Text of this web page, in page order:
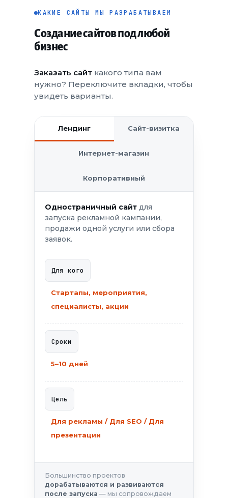
КАКИЕ САЙТЫ МЫ РАЗРАБАТЫВАЕМ
Создание сайтов под любой
бизнес
Заказать сайт какого типа вам
нужно? Переключите вкладки, чтобы
увидеть варианты.
Лендинг Сайт-визитка
Интернет-магазин
Корпоративный
Одностраничный сайт для
запуска рекламной кампании,
продажи одной услуги или сбора
заявок.
Для кого
Стартапы, мероприятия,
специалисты, акции
Сроки
5–10 дней
Цель
Для рекламы / Для SEO / Для
презентации
Большинство проектов
дорабатываются и развиваются
после запуска — мы сопровождаем